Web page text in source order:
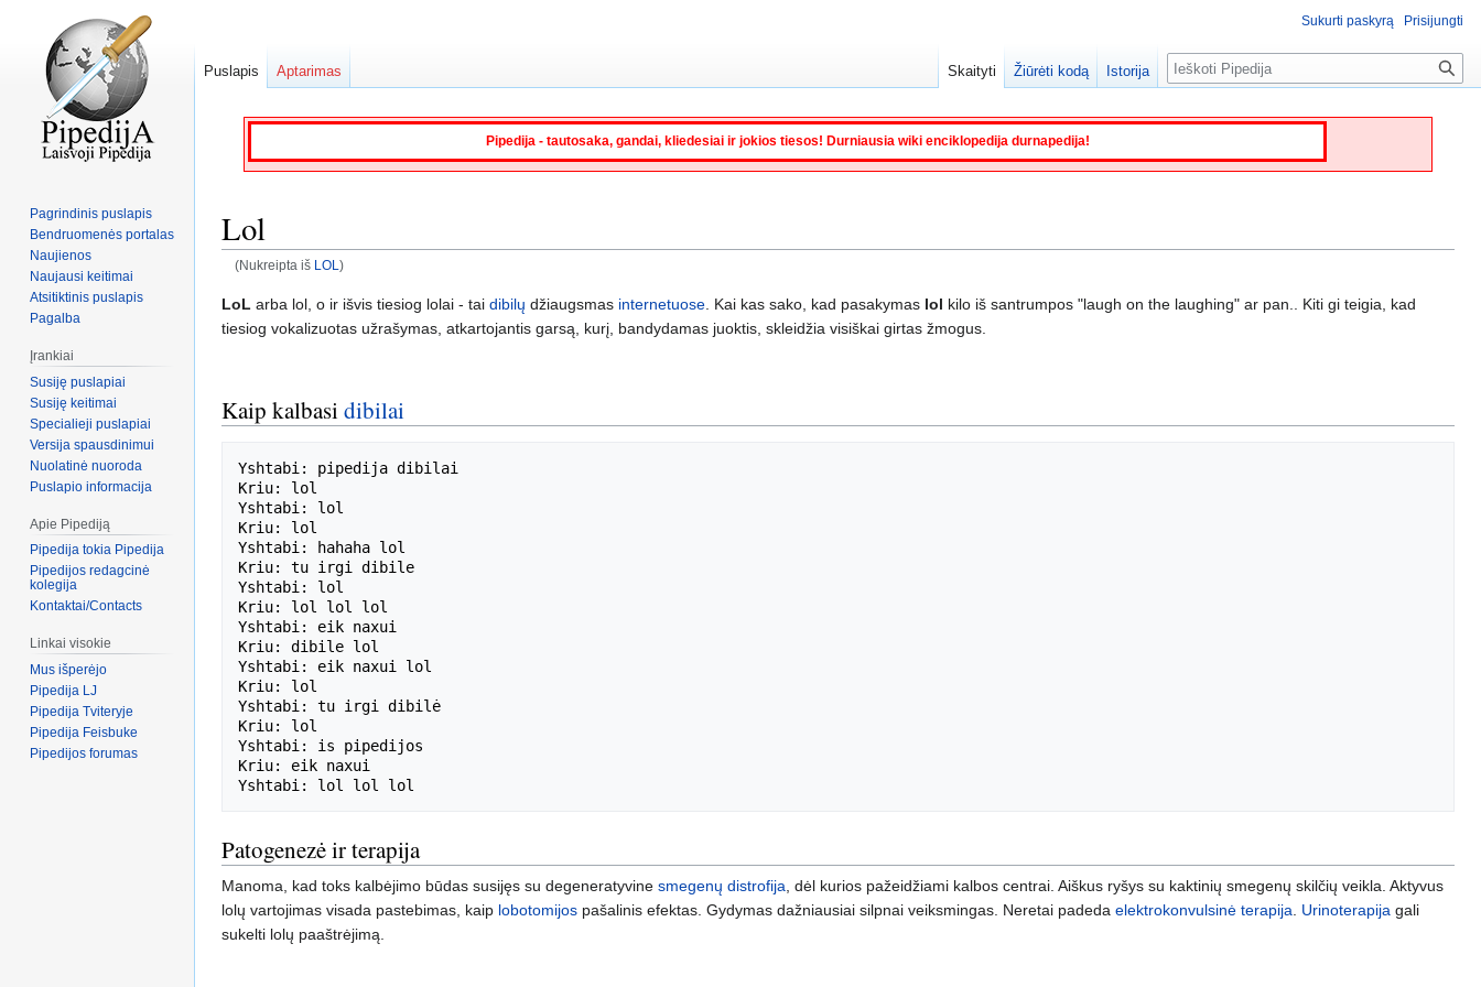
Pipedija - tautosaka, gandai, kliedesiai ir jokios tiesos! Durniausia wiki enciklopedija durnapedija!
Lol
(Nukreipta iš LOL )
Jump
to
Jump
to
LoL arba lol, o ir išvis tiesiog lolai - tai dibilų džiaugsmas internetuose . Kai kas sako, kad pasakymas lol kilo iš santrumpos "laugh on the laughing" ar pan.. Kiti gi teigia, kad
tiesiog vokalizuotas užrašymas, atkartojantis garsą, kurį, bandydamas juoktis, skleidžia visiškai girtas žmogus.
Kaip kalbasidibilai
Yshtabi: pipedija dibilai
Kriu: lol
Yshtabi: lol
Kriu: lol
Yshtabi: hahaha lol
Kriu: tu irgi dibile
Yshtabi: lol
Kriu: lol lol lol
Yshtabi: eik naxui
Kriu: dibile lol
Yshtabi: eik naxui lol
Kriu: lol
Yshtabi: tu irgi dibilė
Kriu: lol
Yshtabi: is pipedijos
Kriu: eik naxui
Patogenezė ir terapija
Manoma, kad toks kalbėjimo būdas susijęs su degeneratyvine smegenų distrofija , dėl kurios pažeidžiami kalbos centrai. Aiškus ryšys su kaktinių smegenų skilčių veikla. Aktyvus
lolų vartojimas visada pastebimas, kaip lobotomijos pašalinis efektas. Gydymas dažniausiai silpnai veiksmingas. Neretai padeda elektrokonvulsinė terapija Urinoterapija gali
sukelti lolų paaštrėjimą.
Sukurti paskyrą Prisijungti
Puslapis Aptarimas Skaityti Žiūrėti kodą Istorija Paieška
Pagrindinis puslapis
Bendruomenės portalas
Naujienos
Naujausi keitimai
Atsitiktinis puslapis
Pagalba
Įrankiai
Susiję puslapiai
Susiję keitimai
Specialieji puslapiai
Versija spausdinimui
Nuolatinė nuoroda
Puslapio informacija
Apie Pipediją
Pipedija tokia Pipedija
Pipedijos redagcinė
kolegija
Kontaktai/Contacts
Linkai visokie
Mus išperėjo
Pipedija LJ
Pipedija Tviteryje
Pipedija Feisbuke
Pipedijos forumas